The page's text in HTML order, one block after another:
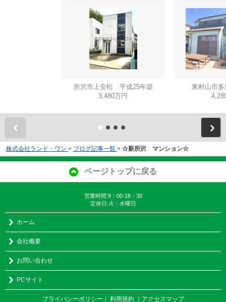
所沢市上安松 平成25年築
3,480万円
東村山市
株式会社ランド・ワン > ブログ記事一覧 > ☆新所沢 マンション☆
ページトップに戻る
営業時間:9：00-18：30
定休日:火・水曜日
ホーム
会社概要
お問い合わせ
PCサイト
プライバシーポリシー 利用規約 ｜アクセスマップ